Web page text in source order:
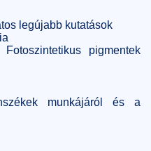
legújabb kutatások
pigmentek
munkájáról és a